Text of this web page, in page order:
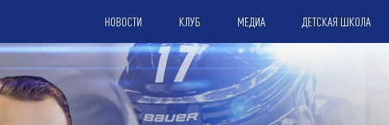
НОВОСТИ КЛУБ МЕДИА ДЕТСКАЯ ШКОЛА